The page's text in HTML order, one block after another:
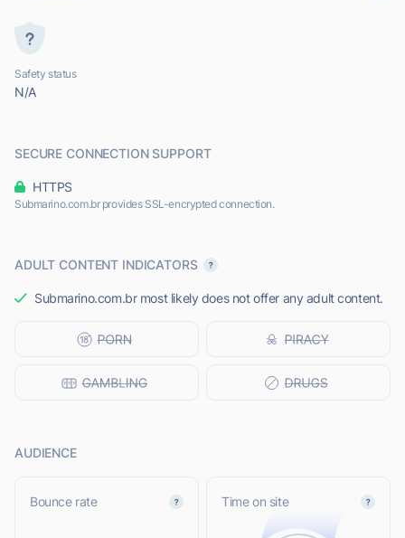
Safety status
N/A
SECURE CONNECTION SUPPORT
HTTPS
Submarino.com.br provides SSL-encrypted connection.
ADULT CONTENT INDICATORS
Submarino.com.br most likely does not offer any adult content.
AUDIENCE
Bounce rate Time on site